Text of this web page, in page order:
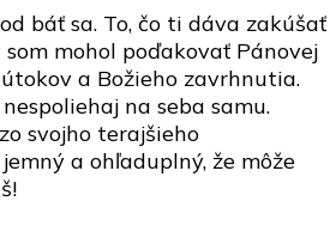
báť sa. To, čo ti dáva zakúšať
mohol poďakovať Pánovej
a Božieho zavrhnutia.
na seba samu.
svojho terajšieho
a ohľaduplný, že môže